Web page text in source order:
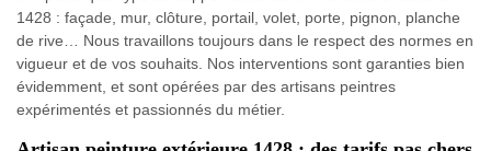
1428 : façade, mur, clôture, portail, volet, porte, pignon, planche
de rive… Nous travaillons toujours dans le respect des normes en
vigueur et de vos souhaits. Nos interventions sont garanties bien
évidemment, et sont opérées par des artisans peintres
expérimentés et passionnés du métier.